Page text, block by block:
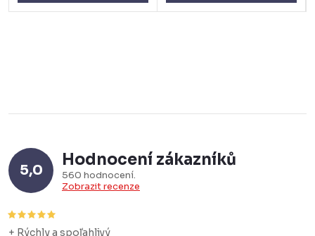
5,0
Hodnocení zákazníků
560 hodnocení
Zobrazit recenze
+ Rýchly a spoľahlivý